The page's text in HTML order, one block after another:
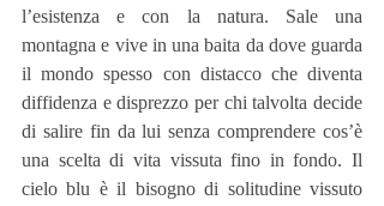
l’esistenza e con la natura. Sale una
montagna e vive in una baita da dove guarda
il mondo spesso con distacco che diventa
diffidenza e disprezzo per chi talvolta decide
di salire fin da lui senza comprendere cos’è
una scelta di vita vissuta fino in fondo. Il
cielo blu è il bisogno di solitudine vissuto